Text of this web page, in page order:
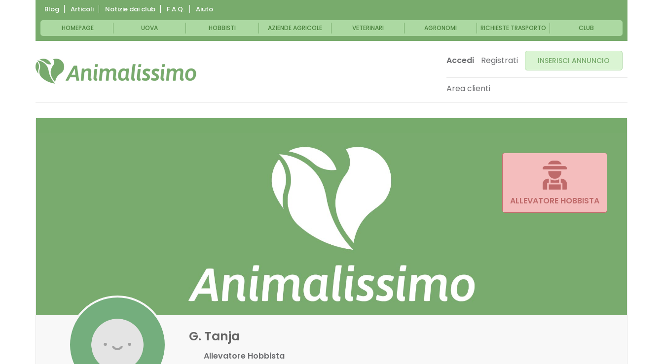
Blog Articoli Notizie dai club F.A.Q. Aiuto
HOMEPAGE UOVA HOBBISTI AZIENDE AGRICOLE VETERINARI AGRONOMI RICHIESTE TRASPORTO CLUB
Accedi Registrati INSERISCI ANNUNCIO
Area clienti
ALLEVATORE HOBBISTA
G. Tanja
Allevatore Hobbista